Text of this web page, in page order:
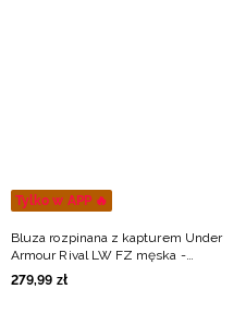
Tylko w APP 🔥
Bluza rozpinana z kapturem Under
Armour Rival LW FZ męska -
zielona
279,99 zł